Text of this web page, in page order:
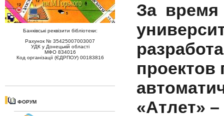
Банківські реквізити бібліотеки:
Рахунок № 35425007003007
УДК у Донецькій області
МФО 834016
Код організації (ЄДРПОУ) 00183816
ФОРУМ
За время
«Атлет»